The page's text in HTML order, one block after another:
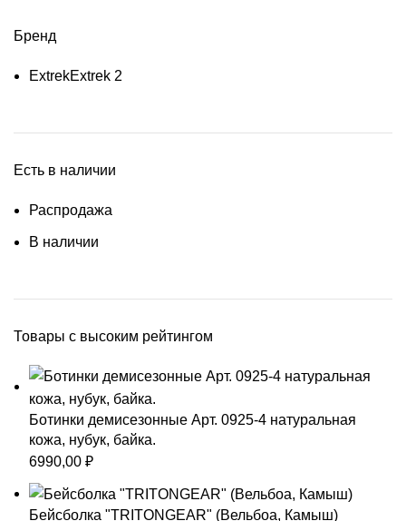
Бренд
ExtrekExtrek 2
Есть в наличии
Распродажа
В наличии
Товары с высоким рейтингом
Ботинки демисезонные Арт. 0925-4 натуральная
кожа, нубук, байка.
6990,00 ₽
Бейсболка "TRITONGEAR" (Вельбоа, Камыш)